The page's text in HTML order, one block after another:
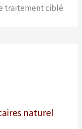
traitement ciblé.
naturel